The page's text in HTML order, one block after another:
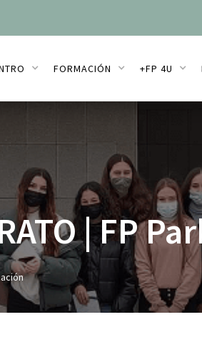
FORMACIÓN +FP 4U
| FP